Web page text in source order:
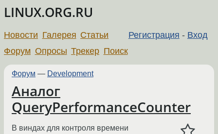
LINUX.ORG.RU
Регистрация - Вход
Новости Галерея Статьи
Форум Опросы Трекер Поиск
Форум — Development
Аналог
QueryPerformanceCounter
В виндах для контроля времени